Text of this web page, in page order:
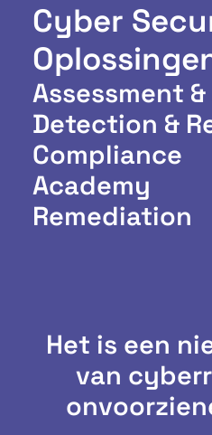
Cyber
Assessment
Detection &
Compliance
Academy
Remediation
Het is een
van